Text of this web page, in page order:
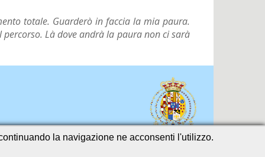
totale. Guarderò in faccia la mia paura.
Là dove andrà la paura non ci sarà
la navigazione ne acconsenti l'utilizzo.